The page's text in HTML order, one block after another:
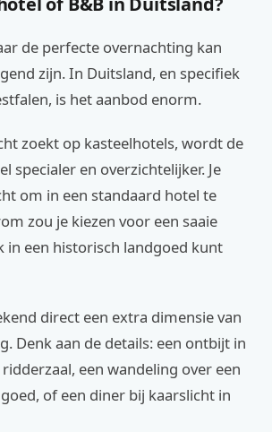
de perfecte overnachting kan
zijn. In Duitsland, en specifiek
is het aanbod enorm.
zoekt op kasteelhotels, wordt de
specialer en overzichtelijker. Je
om in een standaard hotel te
zou je kiezen voor een saaie
in een historisch landgoed kunt
direct een extra dimensie van
Denk aan de details: een ontbijt in
een wandeling over een
of een diner bij kaarslicht in